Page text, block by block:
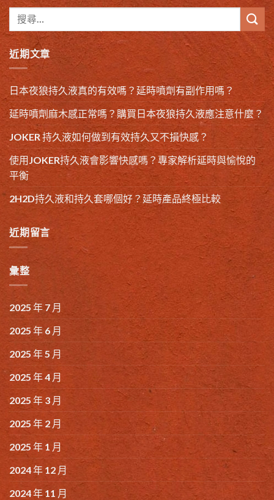
近期文章
日本夜狼持久液真的有效嗎？延時噴劑有副作用嗎？
延時噴劑麻木感正常嗎？購買日本夜狼持久液應注意什麼？
JOKER 持久液如何做到有效持久又不損快感？
使用JOKER持久液會影響快感嗎？專家解析延時與愉悅的
平衡
2H2D持久液和持久套哪個好？延時產品終極比較
近期留言
彙整
2025 年 7 月
2025 年 6 月
2025 年 5 月
2025 年 4 月
2025 年 3 月
2025 年 2 月
2025 年 1 月
2024 年 12 月
2024 年 11 月